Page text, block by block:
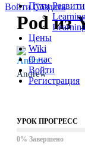
Войти Создать
Пути
Цены
Wiki
О нас
Войти
Регистрация
Pod из
Andrew
УРОК ПРОГРЕСС
0% Завершено